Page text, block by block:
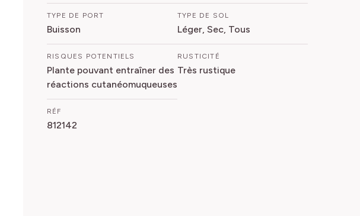
TYPE DE PORT
Buisson
RISQUES POTENTIELS
Plante pouvant entraîner des
réactions cutanéomuqueuses
RÉF
812142
TYPE DE SOL
Léger, Sec, Tous
RUSTICITÉ
Très rustique